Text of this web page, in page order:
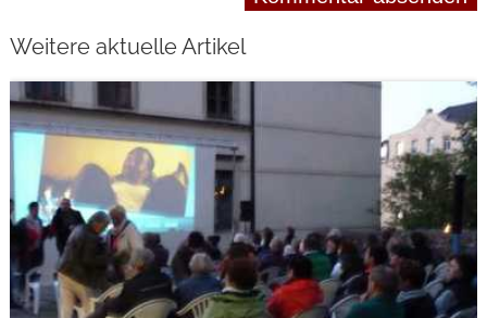
Weitere aktuelle Artikel
weiterlesen